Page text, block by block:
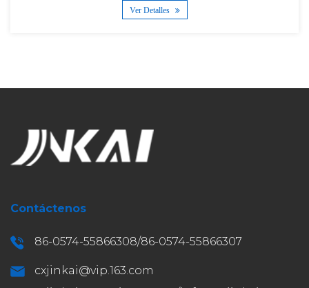
Ver Detalles
Contáctenos
86-0574-55866308/86-0574-55866307
cxjinkai@vip.163.com